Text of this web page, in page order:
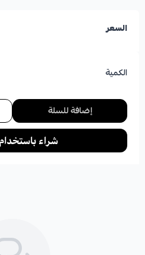
السعر
الكمية
إضافة للسلة